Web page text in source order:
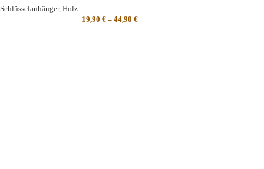
Schlüsselanhänger, Holz
19,90€ –44,90€